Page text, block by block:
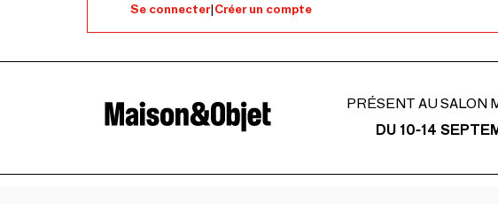
Se connecter|Créer un compte
PRÉSENT AU SALON
DU 10-14